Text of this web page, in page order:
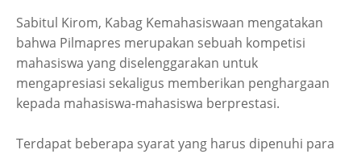
Sabitul Kirom, Kabag Kemahasiswaan mengatakan
bahwa Pilmapres merupakan sebuah kompetisi
mahasiswa yang diselenggarakan untuk
mengapresiasi sekaligus memberikan penghargaan
kepada mahasiswa-mahasiswa berprestasi.
Terdapat beberapa syarat yang harus dipenuhi para